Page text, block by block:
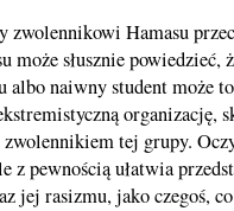
zwolennikowi Hamasu
może słusznie powiedzieć,
albo naiwny student może
tej grupy.
z pewnością ułatwia
jej rasizmu, jako czegoś,